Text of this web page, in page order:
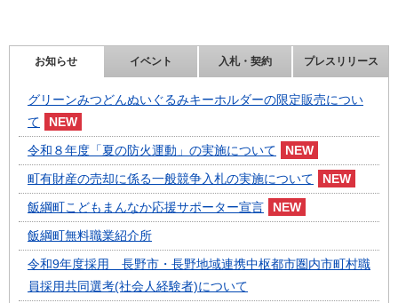
お知らせ イベント 入札・契約 プレスリリース
グリーンみつどんぬいぐるみキーホルダーの限定販売につい
て
令和８年度「夏の防火運動」の実施について
町有財産の売却に係る一般競争入札の実施について
飯綱町こどもまんなか応援サポーター宣言
飯綱町無料職業紹介所
令和9年度採用 長野市・長野地域連携中枢都市圏内市町村職
員採用共同選考(社会人経験者)について